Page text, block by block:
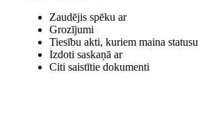
Zaudējis spēku ar
Grozījumi
Tiesību akti, kuriem maina statusu
Izdoti saskaņā ar
Citi saistītie dokumenti